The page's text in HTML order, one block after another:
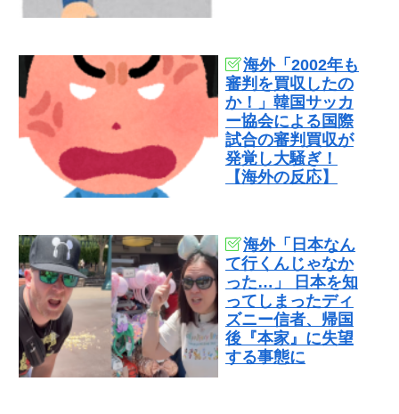
海外「2002年も
審判を買収したの
か！」韓国サッカ
ー協会による国際
試合の審判買収が
発覚し大騒ぎ！
【海外の反応】
海外「日本なん
て行くんじゃなか
った…」 日本を知
ってしまったディ
ズニー信者、帰国
後『本家』に失望
する事態に